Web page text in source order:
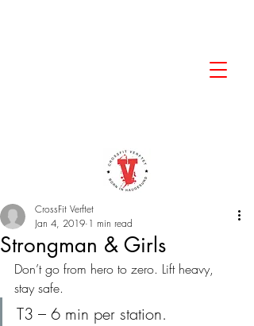
Strongman & Girls
CrossFit Verftet
Jan 4, 2019 1 min read
Don’t go from hero to zero. Lift heavy,
stay safe.
T3 – 6 min per station.